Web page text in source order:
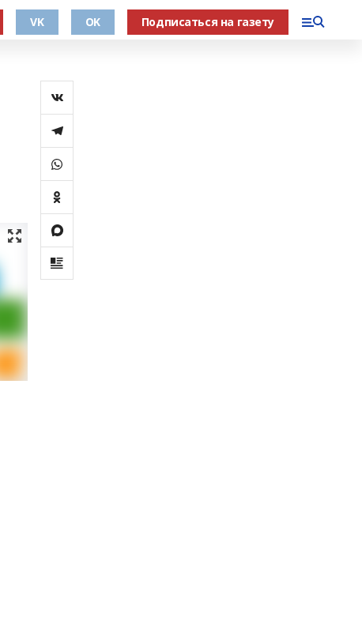
VK OK Подписаться на газету